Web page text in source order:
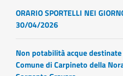
ORARIO SPORTELLI NEI
30/04/2026
Non potabilità acque
Comune di Carpineto della